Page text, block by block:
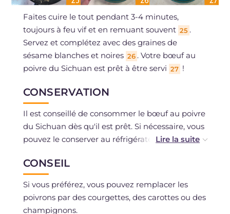
Faites cuire le tout pendant 3-4 minutes,
toujours à feu vif et en remuant souvent 25 .
Servez et complétez avec des graines de
sésame blanches et noires 26 . Votre bœuf au
poivre du Sichuan est prêt à être servi 27 !
CONSERVATION
Il est conseillé de consommer le bœuf au poivre
du Sichuan dès qu'il est prêt. Si nécessaire, vous
pouvez le conserver au réfrigérateur, dans un
de 2 jours.
CONSEIL
Si vous préférez, vous pouvez remplacer les
poivrons par des courgettes, des carottes ou des
champignons.